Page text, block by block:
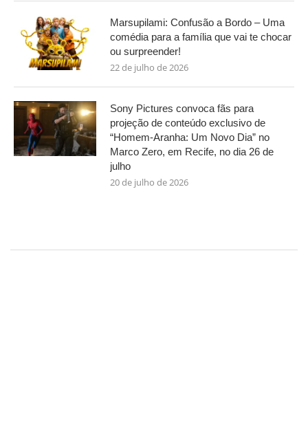
Marsupilami: Confusão a Bordo – Uma
comédia para a família que vai te chocar
ou surpreender!
22 de julho de 2026
Sony Pictures convoca fãs para
projeção de conteúdo exclusivo de
“Homem-Aranha: Um Novo Dia” no
Marco Zero, em Recife, no dia 26 de
julho
20 de julho de 2026